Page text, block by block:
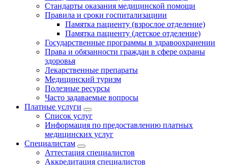
Стандарты оказания медицинской помощи
Правила и сроки госпитализациии
Памятка пациенту (взрослое отделение)
Памятка пациенту (детское отделение)
Государственные программы в здравоохранении
Права и обязанности граждан в сфере охраны
здоровья
Лекарственные препараты
Медицинский туризм
Полезные ресурсы
Часто задаваемые вопросы
Платные услуги
Список услуг
Информация по предоставлению платных
медицинских услуг
Специалистам
Аттестация специалистов
Аккредитация специалистов